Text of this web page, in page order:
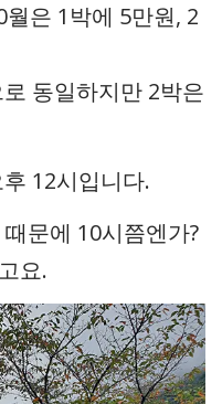
은 1박에 5만원, 2
동일하지만 2박은
12시입니다.
문에 10시쯤엔가?
요.